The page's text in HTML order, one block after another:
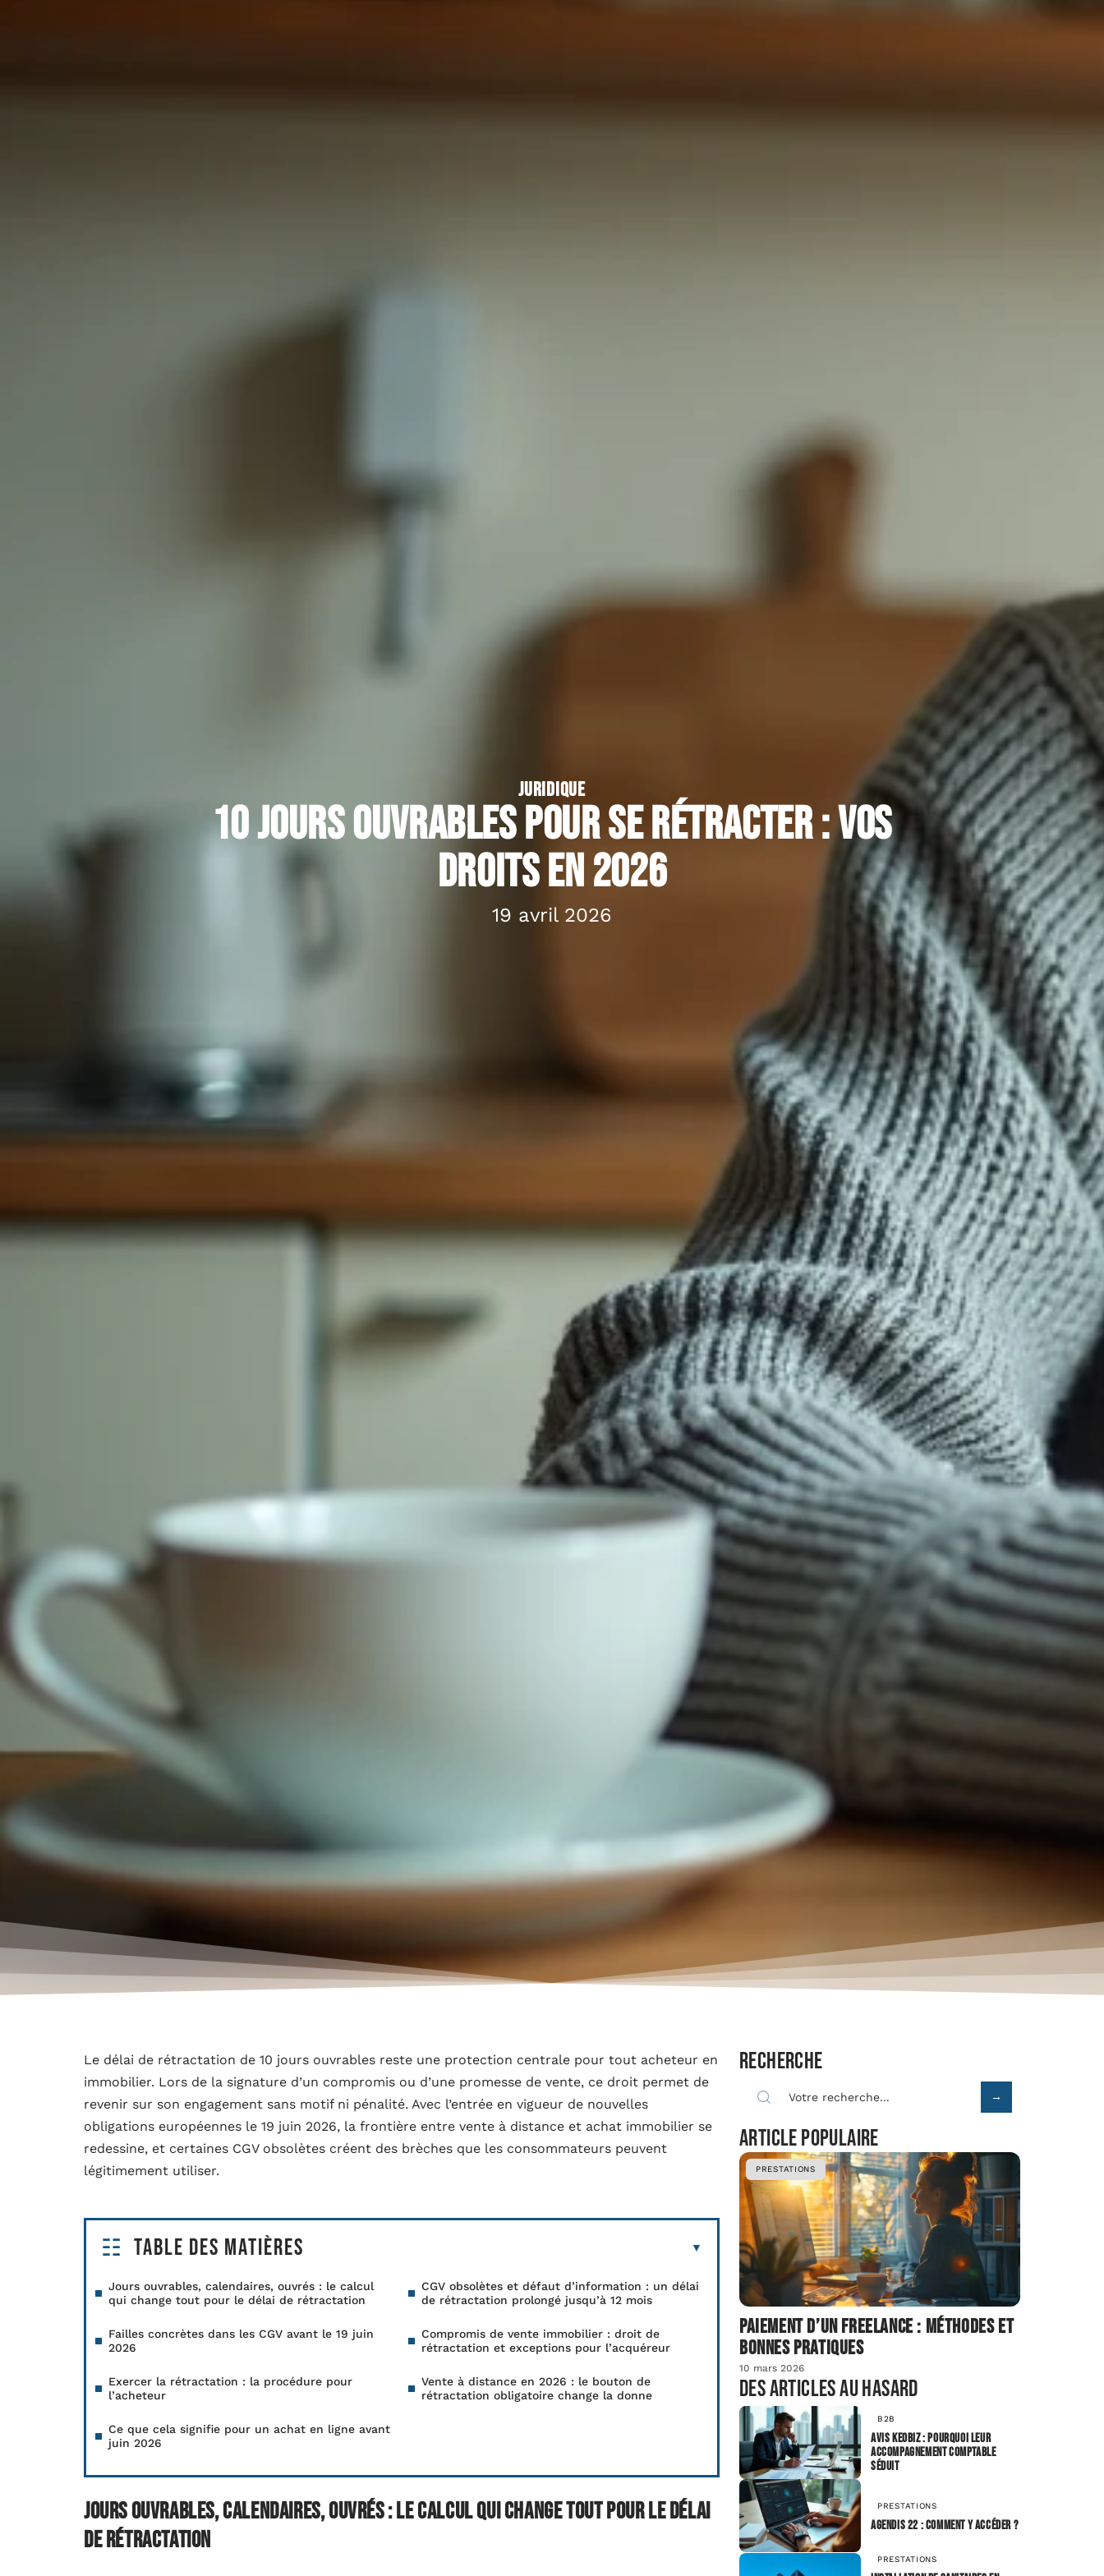
JURIDIQUE
10 jours ouvrables pour se rétracter : vos
droits en 2026
19 avril 2026
Le délai de rétractation de 10 jours ouvrables reste une protection centrale pour tout acheteur en
immobilier. Lors de la signature d’un compromis ou d’une promesse de vente, ce droit permet de
revenir sur son engagement sans motif ni pénalité. Avec l’entrée en vigueur de nouvelles
obligations européennes le 19 juin 2026, la frontière entre vente à distance et achat immobilier se
redessine, et certaines CGV obsolètes créent des brèches que les consommateurs peuvent
légitimement utiliser.
Table des matières
Jours ouvrables, calendaires, ouvrés : le calcul
qui change tout pour le délai de rétractation
CGV obsolètes et défaut d’information : un délai
de rétractation prolongé jusqu’à 12 mois
Failles concrètes dans les CGV avant le 19 juin
2026
Compromis de vente immobilier : droit de
rétractation et exceptions pour l’acquéreur
Exercer la rétractation : la procédure pour
l’acheteur
Vente à distance en 2026 : le bouton de
rétractation obligatoire change la donne
Ce que cela signifie pour un achat en ligne avant
juin 2026
Jours ouvrables, calendaires, ouvrés : le calcul qui change tout pour le délai
de rétractation
Recherche
Article populaire
PRESTATIONS
Paiement d’un freelance : méthodes et
bonnes pratiques
10 mars 2026
Des articles au hasard
B2B
Avis Keobiz : pourquoi leur
accompagnement comptable
séduit
PRESTATIONS
Agendis 22 : comment y accéder ?
PRESTATIONS